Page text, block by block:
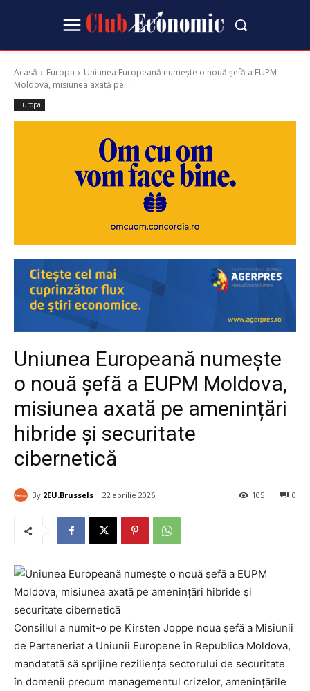
Acasă Europa
Uniunea Europeană numește o nouă șefă a EUPM
Moldova, misiunea axată pe...
Europa
Uniunea Europeană numește
o nouă șefă a EUPM Moldova,
misiunea axată pe amenințări
hibride și securitate
cibernetică
By 2EU.Brussels 22 aprilie 2026 0
105
Consiliul a numit-o pe Kirsten Joppe noua șefă a Misiunii
de Parteneriat a Uniunii Europene în Republica Moldova,
mandatată să sprijine reziliența sectorului de securitate
în domenii precum managementul crizelor, amenințările